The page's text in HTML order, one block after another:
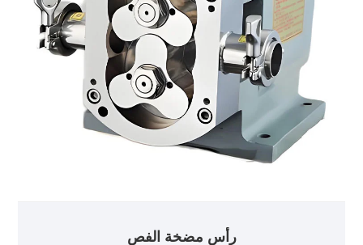
رأس مضخة الفص